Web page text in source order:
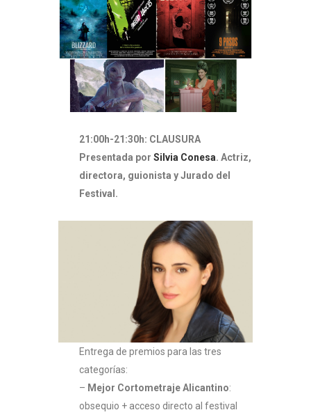
21:00h-21:30h: CLAUSURA
Presentada por Silvia Conesa. Actriz,
directora, guionista y Jurado del
Festival.
Entrega de premios para las tres
categorías:
– Mejor Cortometraje Alicantino:
obsequio + acceso directo al festival